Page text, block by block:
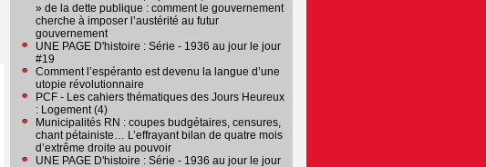
» de la dette publique : comment le gouvernement
cherche à imposer l’austérité au futur
gouvernement
UNE PAGE D'histoire : Série - 1936 au jour le jour
#19
Comment l’espéranto est devenu la langue d’une
utopie révolutionnaire
PCF - Les cahiers thématiques des Jours Heureux
: Logement (4)
Municipalités RN : coupes budgétaires, censures,
chant pétainiste… L’effrayant bilan de quatre mois
d’extrême droite au pouvoir
UNE PAGE D'histoire : Série - 1936 au jour le jour